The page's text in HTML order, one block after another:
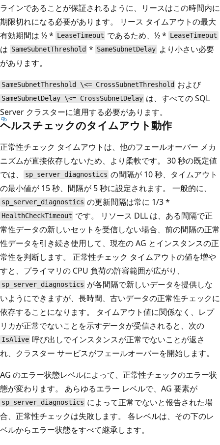
ラインであることが保証されるように、リースはこの時間内に
期限切れになる必要があります。 リース タイムアウトの最大
有効期間は ½ *
LeaseTimeout であるため、½ * LeaseTimeout
は SameSubnetThreshold * SameSubnetDelay より小さい必要
があります。
SameSubnetThreshold \<= CrossSubnetThreshold および
SameSubnetDelay \<= CrossSubnetDelay は、すべての SQL
Server クラスターに適用する必要があります。
ヘルスチェックのタイムアウト動作
正常性チェック タイムアウトは、他のフェールオーバー メカ
ニズムが直接依存しないため、より柔軟です。 30 秒の既定値
では、
sp_server_diagnostics の間隔が 10 秒、タイムアウト
の最小値が 15 秒、間隔が 5 秒に設定されます。 一般的に、
sp_server_diagnostics の更新間隔は常に 1/3 *
HealthCheckTimeout です。 リソース DLL は、ある間隔で正
常性データの新しいセットを受信しない場合、前の間隔の正常
性データを引き続き使用して、現在の AG とインスタンスの正
常性を判断します。 正常性チェック タイムアウトの値を増や
すと、プライマリの CPU 負荷の許容範囲が広がり、
sp_server_diagnostics が各間隔で新しいデータを提供しな
いようにできますが、長時間、古いデータの正常性チェックに
依存することになります。 タイムアウト値に関係なく、レプ
リカが正常でないことを示すデータが受信されると、次の
IsAlive 呼び出しでインスタンスが正常でないことが返さ
れ、クラスター サービスがフェールオーバーを開始します。
AG のエラー状態レベルによって、正常性チェックのエラー状
態が変わります。 あらゆるエラー レベルで、AG 要素が
sp_server_diagnostics によって正常でないと報告された場
合、正常性チェックは失敗します。 各レベルは、その下のレ
ベルからエラー状態をすべて継承します。